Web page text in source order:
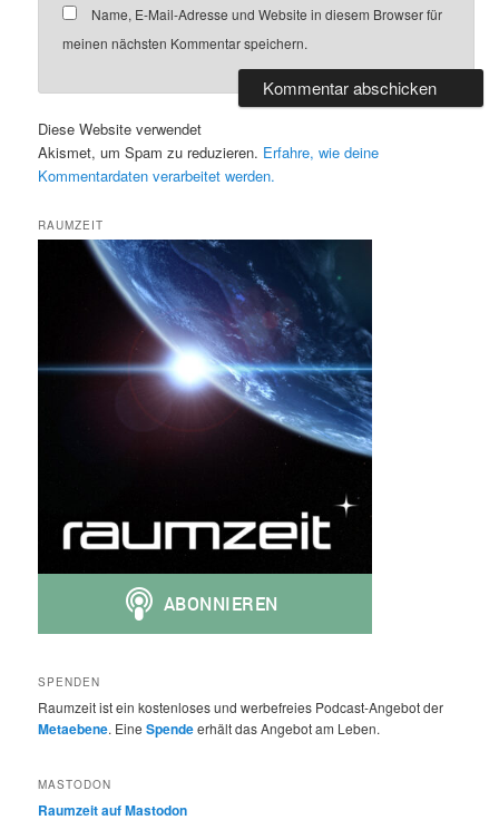
Name, E-Mail-Adresse und Website in diesem Browser für
meinen nächsten Kommentar speichern.
Diese Website verwendet
Akismet, um Spam zu reduzieren. Erfahre, wie deine
Kommentardaten verarbeitet werden.
RAUMZEIT
SPENDEN
Raumzeit ist ein kostenloses und werbefreies Podcast-Angebot der
Metaebene. EineSpendeerhält das Angebot am Leben.
MASTODON
Raumzeit auf Mastodon